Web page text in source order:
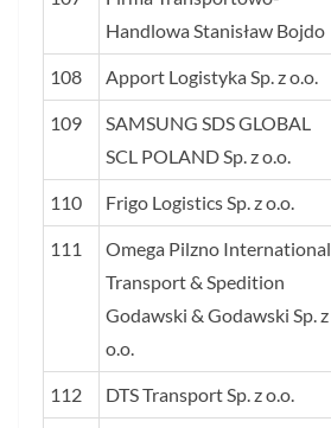
Handlowa Stanisław Bojdo
108 Apport Logistyka Sp. z o.o.
109
SAMSUNG SDS GLOBAL
SCL POLAND Sp. z o.o.
110 Frigo Logistics Sp. z o.o.
111
Omega Pilzno International
Transport & Spedition
Godawski & Godawski Sp. z
o.o.
112 DTS Transport Sp. z o.o.